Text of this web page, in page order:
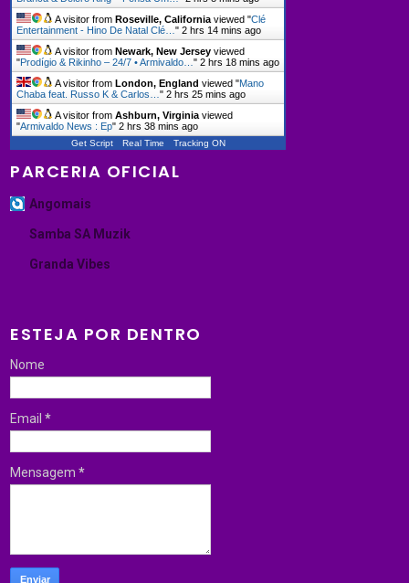
A visitor fromRoseville, California viewed "Clé
Entertainment - Hino De Natal Clé…"2 hrs 14 mins ago
A visitor fromNewark, New Jersey viewed
"Prodígio & Rikinho – 24/7 • Armivaldo…"2 hrs 18 mins ago
A visitor fromLondon, England viewed "Mano
Chaba feat. Russo K & Carlos…"2 hrs 25 mins ago
A visitor fromAshburn, Virginia viewed
"Armivaldo News : Ep"2 hrs 38 mins ago
Get Script Real Time Tracking ON
PARCERIA OFICIAL
Angomais
Samba SA Muzik
Granda Vibes
ESTEJA POR DENTRO
Nome
Email*
Mensagem*